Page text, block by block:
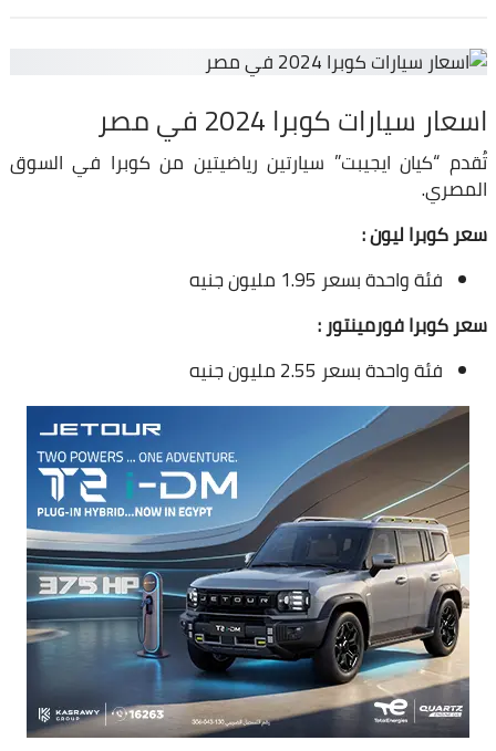
اسعار سيارات كوبرا 2024 في مصر
تُقدم “كيان ايجيبت” سيارتين رياضيتين من كوبرا في السوق
المصري.
سعر كوبرا ليون :
فئة واحدة بسعر 1.95 مليون جنيه
سعر كوبرا فورمينتور :
فئة واحدة بسعر 2.55 مليون جنيه